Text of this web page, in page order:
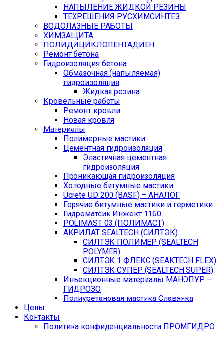
НАПЫЛЕНИЕ ЖИДКОЙ РЕЗИНЫ
ТЕХРЕШЕНИЯ РУСХИМСИНТЕЗ
ВОДОЛАЗНЫЕ РАБОТЫ
ХИМЗАЩИТА
ПОЛИДИЦИКЛОПЕНТАДИЕН
Ремонт бетона
Гидроизоляция бетона
Обмазочная (напыляемая)
гидроизоляция
Жидкая резина
Кровельные работы
Ремонт кровли
Новая кровля
Материалы
Полимерные мастики
Цементная гидроизоляция
Эластичная цементная
гидроизоляция
Проникающая гидроизоляция
Холодные битумные мастики
Ucrete UD 200 (BASF) – АНАЛОГ
Горячие битумные мастики и герметики
Гидроматсик Инжект 1160
POLIMAST 03 (ПОЛИМАСТ)
АКРИЛАТ SEALTECH (СИЛТЭК)
СИЛТЭК ПОЛИМЕР (SEALTECH
POLYMER)
СИЛТЭК 1 ФЛЕКС (SEAKTECH FLEX)
СИЛТЭК СУПЕР (SEALTECH SUPER)
Инъекционные материалы МАНОПУР —
ГИДРОЗО
Полиуретановая мастика Славянка
Цены
Контакты
Политика конфиденциальности ПРОМГИДРО